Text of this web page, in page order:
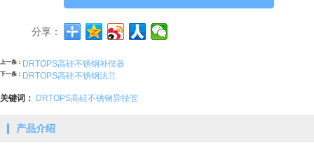
分享：
上一条： DRTOPS高硅不锈钢补偿器
下一条： DRTOPS高硅不锈钢法兰
关键词： DRTOPS高硅不锈钢异径管
产品介绍